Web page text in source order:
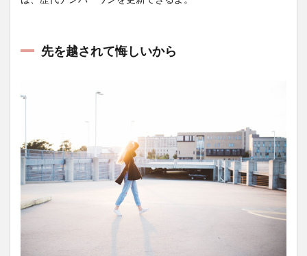
先を越されて悔しいから